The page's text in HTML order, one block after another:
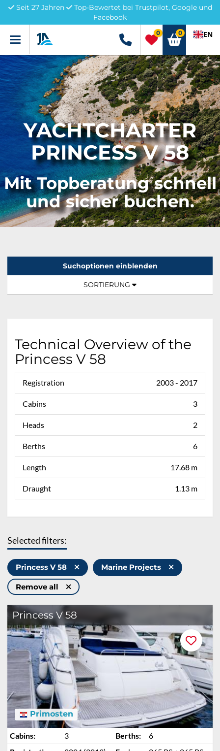
Seit 27 Jahren
Top-Bewertet bei Trustpilot, Google und
Facebook
Menü +49 5741 3222690
0 0 EN
YACHTCHARTER
PRINCESS V 58
Mit Topberatung schnell
und sicher buchen.
Suchoptionen einblenden
TOGGLE NAVIGATION
SORTIERUNG
Technical Overview of the
Princess V 58
Registration 2003 - 2017
Cabins 3
Heads 2
Berths 6
Length 17.68 m
Draught 1.13 m
Selected filters:
Princess V 58 Marine Projects
Remove all
Princess V 58
Primosten
Cabins: 3 Berths:
6